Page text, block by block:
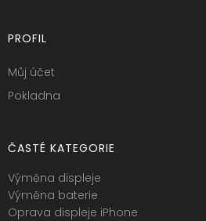
PROFIL
Můj účet
Pokladna
ČASTÉ KATEGORIE
Výměna displeje
Výměna baterie
Oprava displeje iPhone